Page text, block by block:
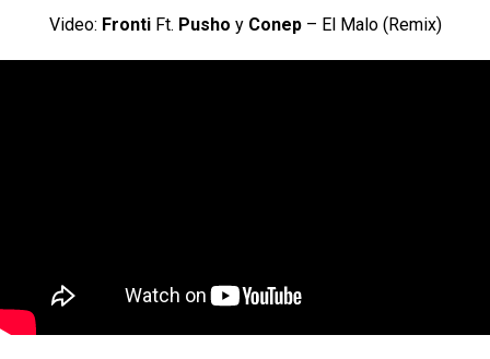
Video: Fronti Ft. Pusho y Conep – El Malo (Remix)